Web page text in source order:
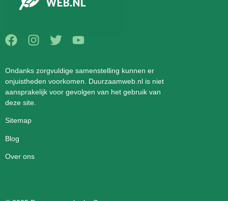
Ondanks zorgvuldige samenstelling kunnen er
onjuistheden voorkomen. Duurzaamweb.nl is niet
aansprakelijk voor gevolgen van het gebruik van
deze site.
Sitemap
Blog
Over ons